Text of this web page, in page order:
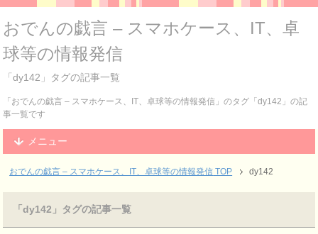
おでんの戯言 – スマホケース、IT、卓
球等の情報発信
「dy142」タグの記事一覧
「おでんの戯言 – スマホケース、IT、卓球等の情報発信」のタグ「dy142」の記
事一覧です
メニュー
おでんの戯言 – スマホケース、IT、卓球等の情報発信 TOP dy142
「dy142」タグの記事一覧